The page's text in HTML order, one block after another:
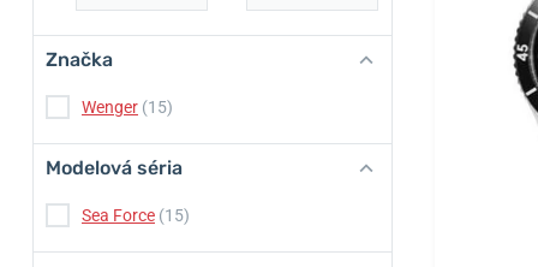
Značka
Wenger (15)
Modelová séria
Sea Force (15)